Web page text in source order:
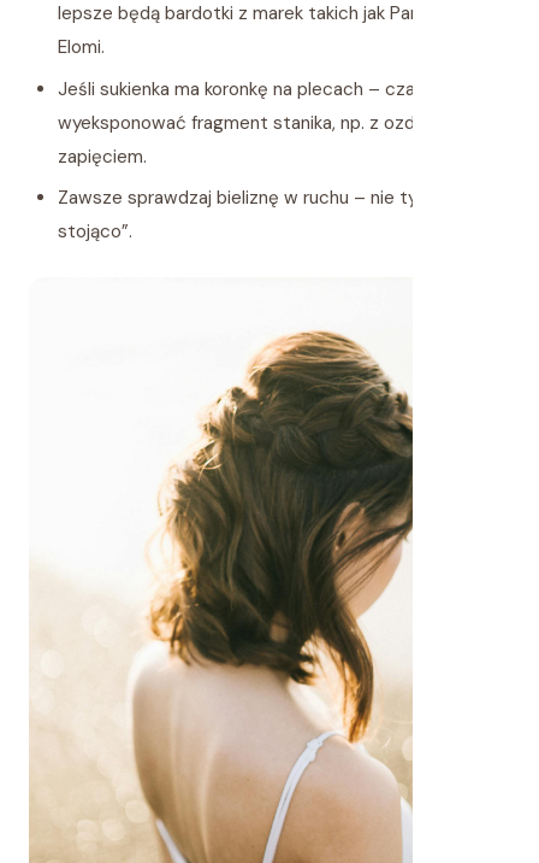
lepsze będą bardotki z marek takich jak Panache czy
Elomi.
Jeśli sukienka ma koronkę na plecach – czasem warto
wyeksponować fragment stanika, np. z ozdobnym
zapięciem.
Zawsze sprawdzaj bieliznę w ruchu – nie tylko „na
stojąco”.